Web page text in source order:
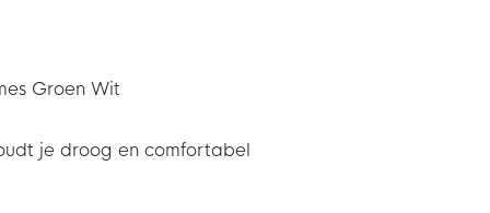
Groen Wit
je droog en comfortabel